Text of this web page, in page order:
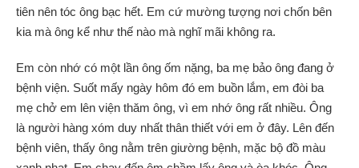
tiên nên tóc ông bạc hết. Em cứ mường tượng nơi chốn bên
kia mà ông kể như thế nào mà nghĩ mãi không ra.
Em còn nhớ có một lần ông ốm nặng, ba mẹ bảo ông đang ở
bệnh viện. Suốt mấy ngày hôm đó em buồn lắm, em đòi ba
mẹ chở em lên viện thăm ông, vì em nhớ ông rất nhiều. Ông
là người hàng xóm duy nhất thân thiết với em ở đây. Lên đến
bệnh viên, thấy ông nằm trên giường bệnh, mặc bộ đồ màu